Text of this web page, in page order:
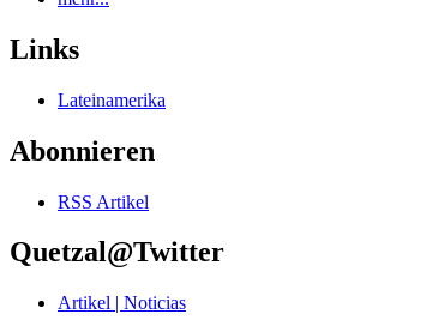
Links
Lateinamerika
Abonnieren
RSS Artikel
Quetzal@Twitter
Artikel | Noticias